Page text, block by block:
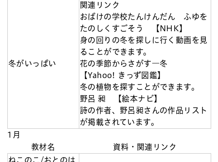
冬がいっぱい
関連リンク
おばけの学校たんけんだん ふゆを
たのしくすごそう 【NHK】
身の回りの冬を探しに行く動画を見
ることができます。
花の季節からさがす―冬
【Yahoo! きっず図鑑】
冬の植物を探すことができます。
野呂 昶 【絵本ナビ】
詩の作者、野呂昶さんの作品リスト
が掲載されています。
1月
教材名
資料・関連リンク
ねこのこ/おとのは